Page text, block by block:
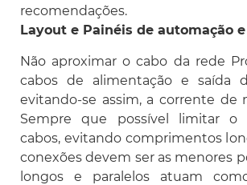
recomendações.
Layout e Painéis de automação
Não aproximar o cabo da rede
cabos de alimentação e saída
evitando-se assim, a corrente de
Sempre que possível limitar o
cabos, evitando comprimentos
conexões devem ser as menores
longos e paralelos atuam